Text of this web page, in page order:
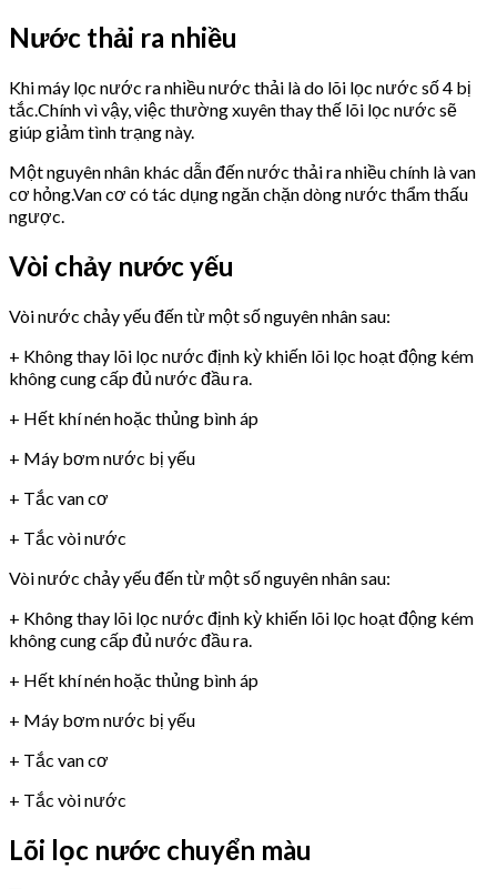
Nước thải ra nhiều
Khi máy lọc nước ra nhiều nước thải là do lõi lọc nước số 4 bị
tắc.Chính vì vậy, việc thường xuyên thay thế lõi lọc nước sẽ
giúp giảm tình trạng này.
Một nguyên nhân khác dẫn đến nước thải ra nhiều chính là van
cơ hỏng.Van cơ có tác dụng ngăn chặn dòng nước thẩm thấu
ngược.
Vòi chảy nước yếu
Vòi nước chảy yếu đến từ một số nguyên nhân sau:
+ Không thay lõi lọc nước định kỳ khiến lõi lọc hoạt động kém
không cung cấp đủ nước đầu ra.
+ Hết khí nén hoặc thủng bình áp
+ Máy bơm nước bị yếu
+ Tắc van cơ
+ Tắc vòi nước
Vòi nước chảy yếu đến từ một số nguyên nhân sau:
+ Không thay lõi lọc nước định kỳ khiến lõi lọc hoạt động kém
không cung cấp đủ nước đầu ra.
+ Hết khí nén hoặc thủng bình áp
+ Máy bơm nước bị yếu
+ Tắc van cơ
+ Tắc vòi nước
Lõi lọc nước chuyển màu